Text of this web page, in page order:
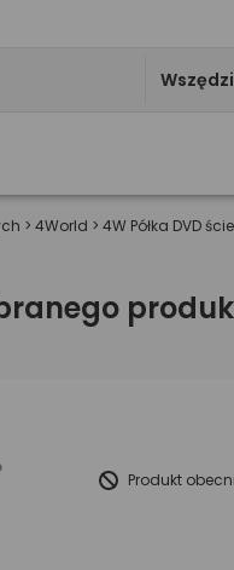
> 4World > 4W Półka DVD
Produkt